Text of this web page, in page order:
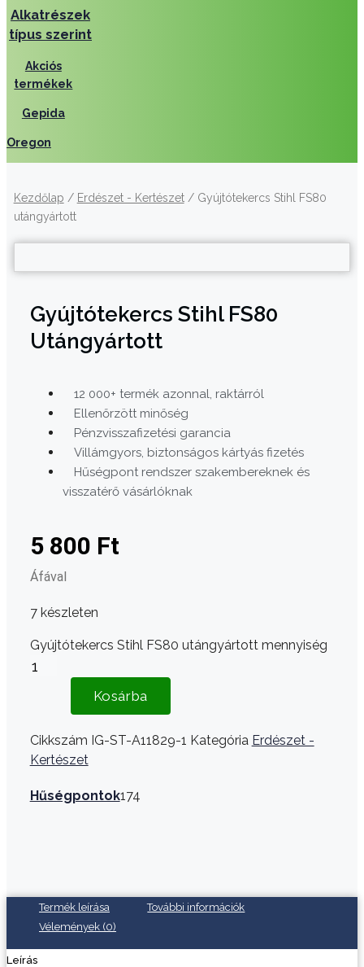
Alkatrészek
típus szerint
Akciós
termékek
Gepida
Oregon
Kezdőlap / Erdészet - Kertészet/ Gyújtótekercs Stihl FS80
utángyártott
Gyújtótekercs Stihl FS80
Utángyártott
12 000+ termék azonnal, raktárról
Ellenőrzött minőség
Pénzvisszafizetési garancia
Villámgyors, biztonságos kártyás fizetés
Hűségpont rendszer szakembereknek és
visszatérő vásárlóknak
5 800 Ft
Áfával
7 készleten
Gyújtótekercs Stihl FS80 utángyártott mennyiség
Kosárba
Cikkszám IG-ST-A11829-1 Kategória Erdészet -
Kertészet
Hűségpontok174
Termék leírása
További információk
Vélemények (0)
Leírás